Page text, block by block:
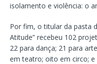
isolamento e violência: o
Por fim, o titular da pasta
Atitude” recebeu 102
22 para dança; 21 para
em teatro; oito em circo;